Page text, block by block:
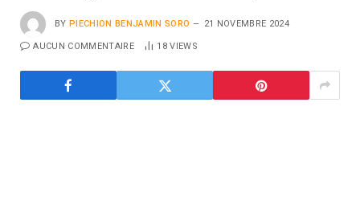
BY PIECHION BENJAMIN SORO 21 NOVEMBRE 2024
AUCUN COMMENTAIRE 18VIEWS